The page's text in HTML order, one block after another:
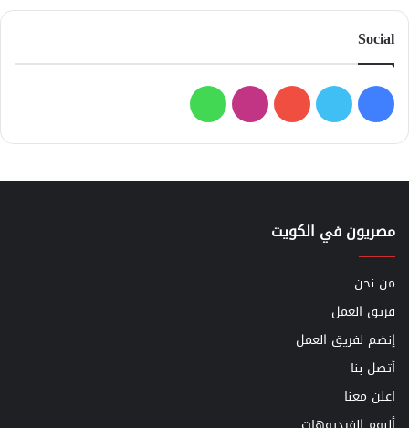
Social
فيسبوك
تويتر يوتيوبانستقرامواتساب
مصريون في الكويت
من نحن
فريق العمل
إنضم لفريق العمل
أتصل بنا
اعلن معنا